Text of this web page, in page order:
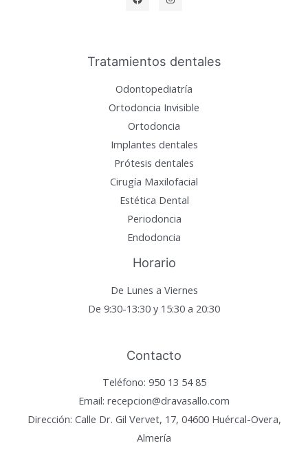
Tratamientos dentales
Odontopediatría
Ortodoncia Invisible
Ortodoncia
Implantes dentales
Prótesis dentales
Cirugía Maxilofacial
Estética Dental
Periodoncia
Endodoncia
Horario
De Lunes a Viernes
De 9:30-13:30 y 15:30 a 20:30
Contacto
Teléfono: 950 13 54 85
Email: recepcion@dravasallo.com
Dirección: Calle Dr. Gil Vervet, 17, 04600 Huércal-Overa,
Almería